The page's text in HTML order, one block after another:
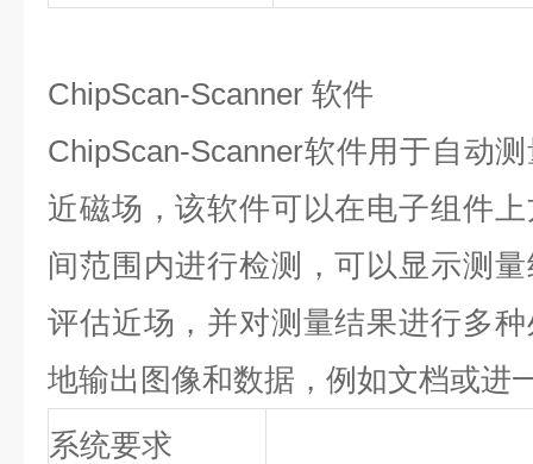
ChipScan-Scanner 软件
ChipScan-Scanner软件用于自动
近磁场，该软件可以在电子组件
间范围内进行检测，可以显示测
评估近场，并对测量结果进行多
地输出图像和数据，例如文档或进
系统要求